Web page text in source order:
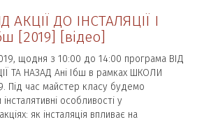
АКЦІЇ ДО ІНСТАЛЯЦІЇ І
[2019] [відео]
щодня з 10:00 до 14:00 програма ВІД
ТА НАЗАД Ані Ібш в рамках ШКОЛИ
час майстер класу будемо
особливості у
як інсталяція впливає на